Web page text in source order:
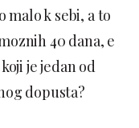
k sebi, a to
40 dana, e
je jedan od
dopusta?